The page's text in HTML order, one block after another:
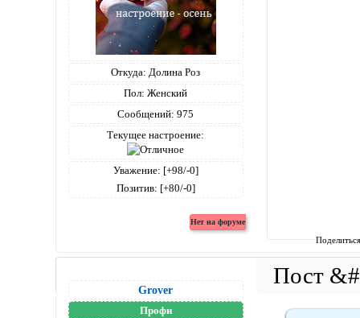
Откуда: Долина Роз
Пол: Женский
Сообщений: 975
Текущее настроение:
Уважение: [+98/-0]
Позитив: [+80/-0]
Grover
Профи